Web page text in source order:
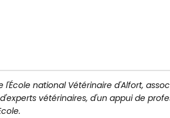
national Vétérinaire d'Alfort,
vétérinaires, d'un appui de